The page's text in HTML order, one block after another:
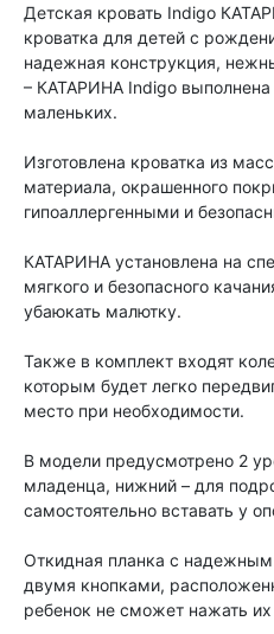
Детская кровать Indigo
кроватка для детей с
надежная конструкция,
– КАТАРИНА Indigo выполнена
маленьких.
Изготовлена кроватка из
материала, окрашенного
гипоаллергенными и
КАТАРИНА установлена на
мягкого и безопасного
убаюкать малютку.
Также в комплект входят
которым будет легко
место при необходимости.
В модели предусмотрено 2
младенца, нижний – для
самостоятельно вставать у
Откидная планка с
двумя кнопками,
ребенок не сможет нажать